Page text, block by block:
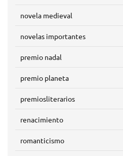
novela medieval
novelas importantes
premio nadal
premio planeta
premiosliterarios
renacimiento
romanticismo